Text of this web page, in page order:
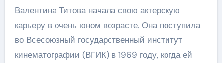
Валентина Титова начала свою актерскую
карьеру в очень юном возрасте. Она поступила
во Всесоюзный государственный институт
кинематографии (ВГИК) в 1969 году, когда ей